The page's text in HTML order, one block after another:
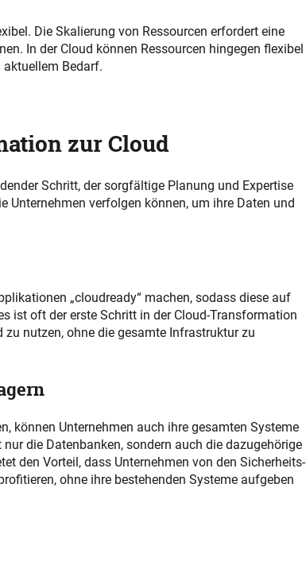
Die Skalierung von Ressourcen erfordert eine
In der Cloud können Ressourcen hingegen flexibel
Bedarf.
zur Cloud
Schritt, der sorgfältige Planung und Expertise
Unternehmen verfolgen können, um ihre Daten und
„cloudready“ machen, sodass diese auf
ist oft der erste Schritt in der Cloud-Transformation
zu nutzen, ohne die gesamte Infrastruktur zu
können Unternehmen auch ihre gesamten Systeme
die Datenbanken, sondern auch die dazugehörige
den Vorteil, dass Unternehmen von den Sicherheits-
ohne ihre bestehenden Systeme aufgeben